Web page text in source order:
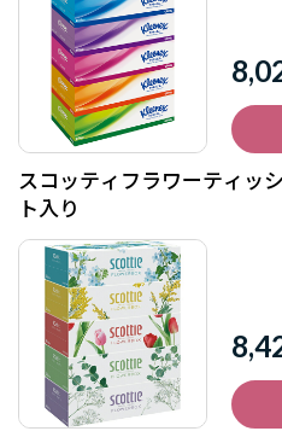
スコッティフラワーティ
ト入り